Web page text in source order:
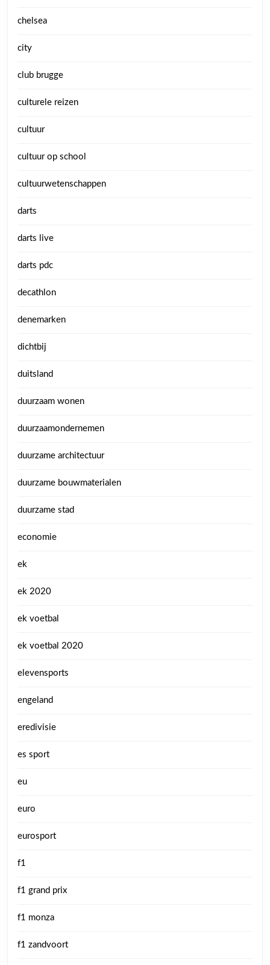
chelsea
city
club brugge
culturele reizen
cultuur
cultuur op school
cultuurwetenschappen
darts
darts live
darts pdc
decathlon
denemarken
dichtbij
duitsland
duurzaam wonen
duurzaamondernemen
duurzame architectuur
duurzame bouwmaterialen
duurzame stad
economie
ek
ek 2020
ek voetbal
ek voetbal 2020
elevensports
engeland
eredivisie
es sport
eu
euro
eurosport
f1
f1 grand prix
f1 monza
f1 zandvoort